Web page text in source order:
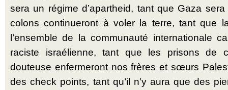
sera un régime d’apartheid, tant que Gaza
colons continueront à voler la terre, tant que
l’ensemble de la communauté internationale
raciste israélienne, tant que les prisons de
douteuse enfermeront nos frères et sœurs
des check points, tant qu’il n’y aura que des